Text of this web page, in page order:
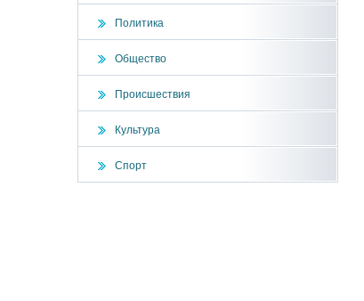
Политика
Общество
Происшествия
Культура
Спорт